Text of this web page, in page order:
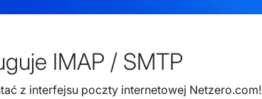
IMAP / SMTP
z interfejsu poczty internetowej Netzero.com!